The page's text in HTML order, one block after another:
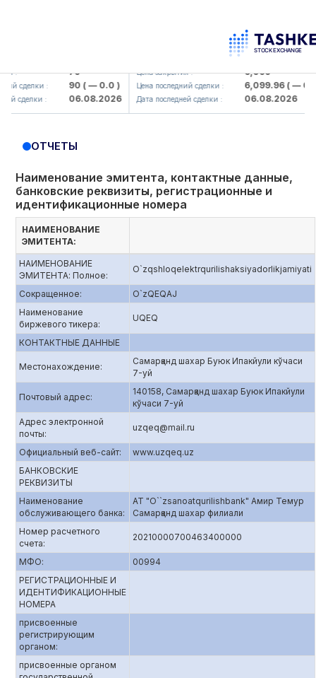
: 79
сделки : 90( — 0.0 )
сделки : 06.08.2026
UZMK (<O'zmetkombinat> AJ)
Цена закрытия : 6,099
Цена последний сделки : 6,099.96( — 0.0 )
Дата последней сделки : 06.08.2026
ОТЧЕТЫ
Наименование эмитента, контактные данные,
банковские реквизиты, регистрационные и
идентификационные номера
НАИМЕНОВАНИЕ
ЭМИТЕНТА:
НАИМЕНОВАНИЕ
ЭМИТЕНТА: Полное:
O`zqshloqelektrqurilishaksiyadorlikjamiyati
Сокращенное:
O`zQEQAJ
Наименование
биржевого тикера:
UQEQ
КОНТАКТНЫЕ ДАННЫЕ
Местонахождение:
Самарқанд шахар Буюк Ипакйули кўчаси
7-уй
Почтовый адрес:
140158, Самарқанд шахар Буюк Ипакйули
кўчаси 7-уй
Адрес электронной
почты:
uzqeq@mail.ru
Официальный веб-сайт:
www.uzqeq.uz
БАНКОВСКИЕ
РЕКВИЗИТЫ
Наименование
обслуживающего банка:
АТ "O``zsanoatqurilishbank" Амир Темур
Самарқанд шахар филиали
Номер расчетного
счета:
20210000700463400000
МФО:
00994
РЕГИСТРАЦИОННЫЕ И
ИДЕНТИФИКАЦИОННЫЕ
НОМЕРА
присвоенные
регистрирующим
органом:
присвоенные органом